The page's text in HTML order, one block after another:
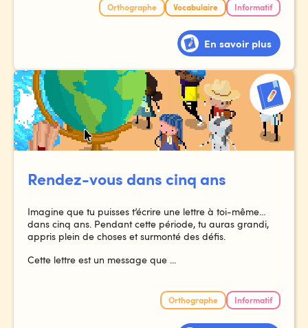
Orthographe Vocabulaire Informatif
En savoir plus
Rendez-vous dans cinq ans
Imagine que tu puisses t’écrire une lettre à toi-même…
dans cinq ans. Pendant cette période, tu auras grandi,
appris plein de choses et surmonté des défis.
Cette lettre est un message que ...
Orthographe Informatif